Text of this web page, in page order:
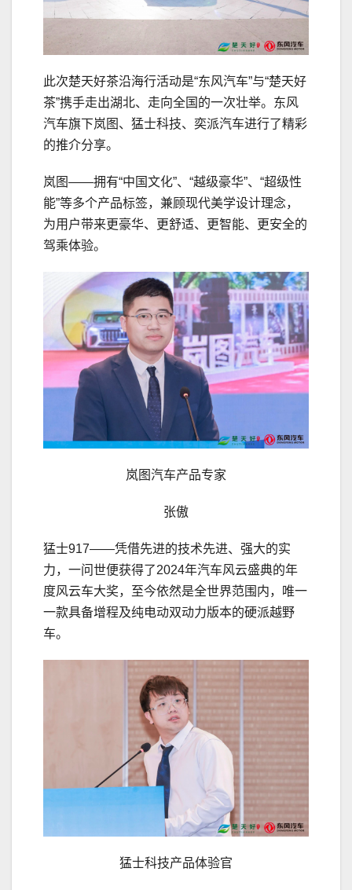
此次楚天好茶沿海行活动是“东风汽车”与“楚天好
茶”携手走出湖北、走向全国的一次壮举。东风
汽车旗下岚图、猛士科技、奕派汽车进行了精彩
的推介分享。
岚图——拥有“中国文化”、“越级豪华”、“超级性
能”等多个产品标签，兼顾现代美学设计理念，
为用户带来更豪华、更舒适、更智能、更安全的
驾乘体验。
岚图汽车产品专家
张傲
猛士917——凭借先进的技术先进、强大的实
力，一问世便获得了2024年汽车风云盛典的年
度风云车大奖，至今依然是全世界范围内，唯一
一款具备增程及纯电动双动力版本的硬派越野
车。
猛士科技产品体验官